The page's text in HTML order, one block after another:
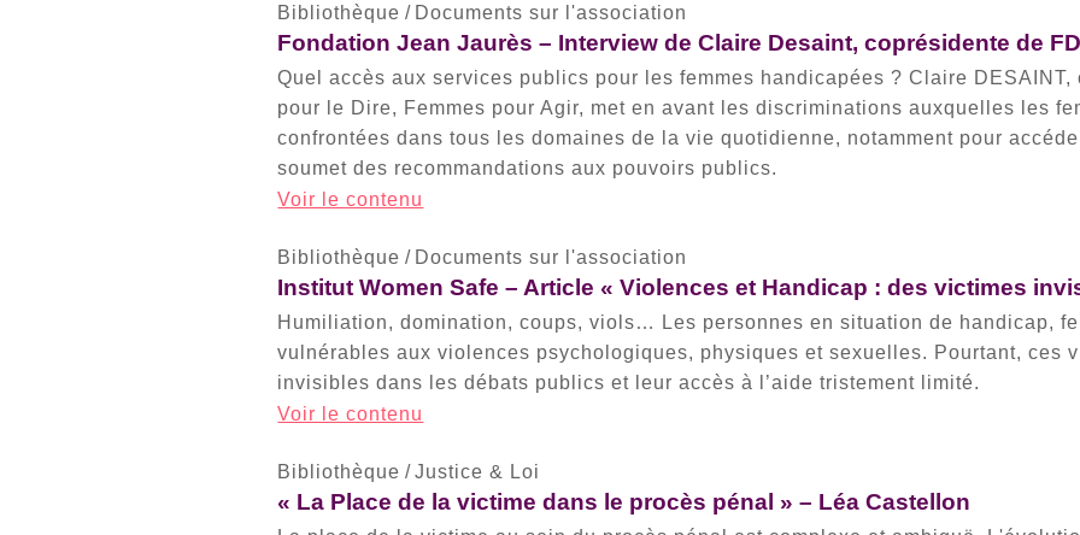
Bibliothèque / Documents sur l'association
Fondation Jean Jaurès – Interview de Claire Desaint, coprésidente de
Quel accès aux services publics pour les femmes handicapées ? Claire DESAINT,
pour le Dire, Femmes pour Agir, met en avant les discriminations auxquelles les
confrontées dans tous les domaines de la vie quotidienne, notamment pour
soumet des recommandations aux pouvoirs publics.
Voir le contenu
Bibliothèque / Documents sur l'association
Institut Women Safe – Article « Violences et Handicap : des victimes
Humiliation, domination, coups, viols… Les personnes en situation de handicap,
vulnérables aux violences psychologiques, physiques et sexuelles. Pourtant, ces
invisibles dans les débats publics et leur accès à l’aide tristement limité.
Voir le contenu
Bibliothèque /Justice & Loi
« La Place de la victime dans le procès pénal » – Léa Castellon